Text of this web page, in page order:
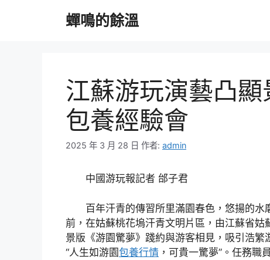
蟬鳴的餘溫
江蘇游玩演藝凸顯
包養經驗會
2025 年 3 月 28 日 作者: admin
中國游玩報記者 邰子君
百年汗青的傳習所里滿園春色，悠揚的
前，在姑蘇桃花塢汗青文明片區，由江蘇省姑
景版《游園驚夢》踐約與游客相見，吸引浩繁
“人生如游園包養行情 ，可貴一驚夢”。任務職